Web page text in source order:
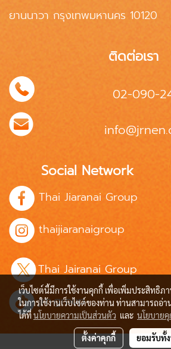
ยานนาวา กรุงเทพมหานคร 10120
ติดต่อเรา
02-090-
Social Network
Thai Jiaranai Group
thaijiaranaigroup
Thai Jairanai Group
jrn.group
เว็บไซต์นี้มีการใช้งานคุกกี้ เพื่อเพิ่มประสิทธิ
ในการใช้งานเว็บไซต์ของท่าน ท่านสามารถอ่า
ได้ที่นโยบายความเป็นส่วนตัว และ นโยบายคุ
ตั้งค่าคุกกี้ ยอมรับทั้